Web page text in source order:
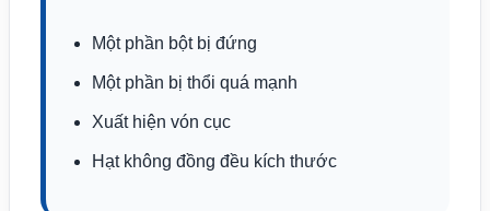
Một phần bột bị đứng
Một phần bị thổi quá mạnh
Xuất hiện vón cục
Hạt không đồng đều kích thước